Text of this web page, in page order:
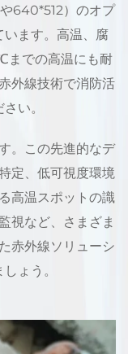
640*512）のオプ
います。高温、腐
までの高温にも耐
外線技術で消防活
い。
。この先進的なデ
定、低可視度環境
高温スポットの識
視など、さまざま
赤外線ソリューシ
ょう。